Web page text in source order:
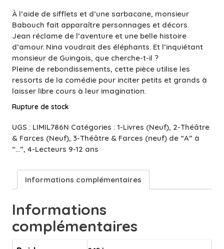
À l’aide de sifflets et d’une sarbacane, monsieur
Babouch fait apparaître personnages et décors.
Jean réclame de l’aventure et une belle histoire
d’amour. Nina voudrait des éléphants. Et l’inquiétant
monsieur de Guingois, que cherche-t-il ?
Pleine de rebondissements, cette pièce utilise les
ressorts de la comédie pour inciter petits et grands à
laisser libre cours à leur imagination.
Rupture de stock
UGS : LIMIL786N Catégories : 1-Livres (Neuf), 2-Théâtre
& Farces (Neuf), 3-Théâtre & Farces (neuf) de “A” à
“…”, 4-Lecteurs 9-12 ans
Informations complémentaires
Informations
complémentaires